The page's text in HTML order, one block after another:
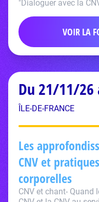
"Dialoguer avec la
VOIR LA
Du 21/11/
ÎLE-DE-FRANCE
Les
CNV et
corporelles
CNV et chant- Quand